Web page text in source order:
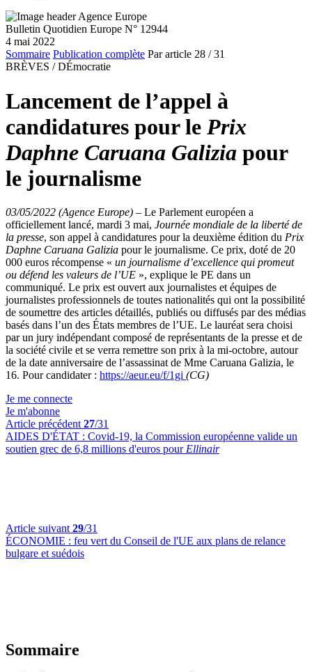
Bulletin Quotidien Europe N° 12944
4 mai 2022
Sommaire Publication complète Par article 28 / 31
BRÈVES / DÉmocratie
Lancement de l’appel à
candidatures pour le Prix
Daphne Caruana Galizia pour
le journalisme
03/05/2022 (Agence Europe) – Le Parlement européen a
officiellement lancé, mardi 3 mai, Journée mondiale de la liberté de
la presse, son appel à candidatures pour la deuxième édition du Prix
Daphne Caruana Galizia pour le journalisme. Ce prix, doté de 20
000 euros récompense « un journalisme d’excellence qui promeut
ou défend les valeurs de l’UE », explique le PE dans un
communiqué. Le prix est ouvert aux journalistes et équipes de
journalistes professionnels de toutes nationalités qui ont la possibilité
de soumettre des articles détaillés, publiés ou diffusés par des médias
basés dans l’un des États membres de l’UE. Le lauréat sera choisi
par un jury indépendant composé de représentants de la presse et de
la société civile et se verra remettre son prix à la mi-octobre, autour
de la date anniversaire de l’assassinat de Mme Caruana Galizia, le
16. Pour candidater : https://aeur.eu/f/1gi (CG)
Je me connecte
Je m'abonne
Article précédent 27/31
AIDES D'ÉTAT : Covid-19, la Commission européenne valide un
soutien grec de 6,8 millions d'euros pour Ellinair
Article suivant 29/31
ÉCONOMIE : feu vert du Conseil de l'UE aux plans de relance
bulgare et suédois
Sommaire